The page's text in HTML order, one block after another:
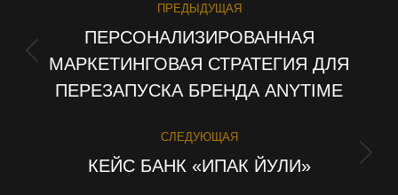
NAVIGATION
ПРЕДЫДУЩАЯ
Previous
project:
ПЕРСОНАЛИЗИРОВАННАЯ
МАРКЕТИНГОВАЯ СТРАТЕГИЯ ДЛЯ
ПЕРЕЗАПУСКА БРЕНДА ANYTIME
СЛЕДУЮЩАЯ
Next
КЕЙС БАНК «ИПАК ЙУЛИ»